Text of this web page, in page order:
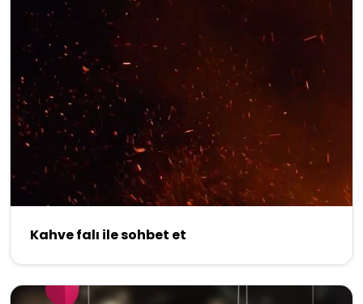
Kahve falı ile sohbet et